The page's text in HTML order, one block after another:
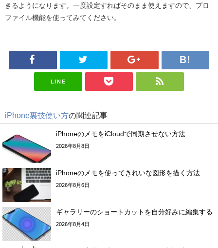
きるようになります。一度設定すればそのまま使えますので、プロ
ファイル機能を使ってみてください。
LINE
iPhone裏技使い方の関連記事
iPhoneのメモをiCloudで同期させない方法
2026年8月8日
iPhoneのメモを使ってきれいな図形を描く方法
2026年8月6日
ギャラリーのショートカットを自分好みに編集する
2026年8月4日